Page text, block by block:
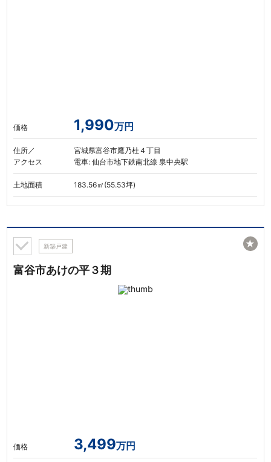
価格 1,990万円
住所／
アクセス
宮城県富谷市鷹乃杜４丁目
電車: 仙台市地下鉄南北線 泉中央駅
土地面積 183.56㎡(55.53坪)
新築戸建
富谷市あけの平３期
価格 3,499万円
★